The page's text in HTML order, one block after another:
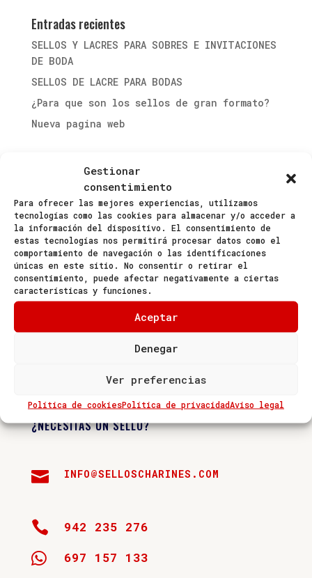
Gestionar
consentimiento
Para ofrecer las mejores experiencias, utilizamos
tecnologías como las cookies para almacenar y/o acceder a
la información del dispositivo. El consentimiento de
estas tecnologías nos permitirá procesar datos como el
comportamiento de navegación o las identificaciones
únicas en este sitio. No consentir o retirar el
consentimiento, puede afectar negativamente a ciertas
características y funciones.
Aceptar
Denegar
Ver preferencias
Política de cookiesPolítica de privacidadAviso legal
Entradas recientes
SELLOS Y LACRES PARA SOBRES E INVITACIONES
DE BODA
SELLOS DE LACRE PARA BODAS
¿Para que son los sellos de gran formato?
Nueva pagina web
Archivos
mayo 2023
abril 2022
abril 2021
julio 2018
¿NECESITAS UN SELLO?
 INFO@SELLOSCHARINES.COM
 942 235 276
 697 157 133